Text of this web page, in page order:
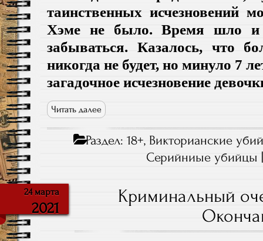
таинственных исчезновений
Хэме не было. Время шло и
забываться. Казалось, что
никогда не будет, но минуло 7
загадочное исчезновение
Читать далее
Раздел:18+, Викторианские
Серийниые убийцы
24 марта
2021
Криминальный